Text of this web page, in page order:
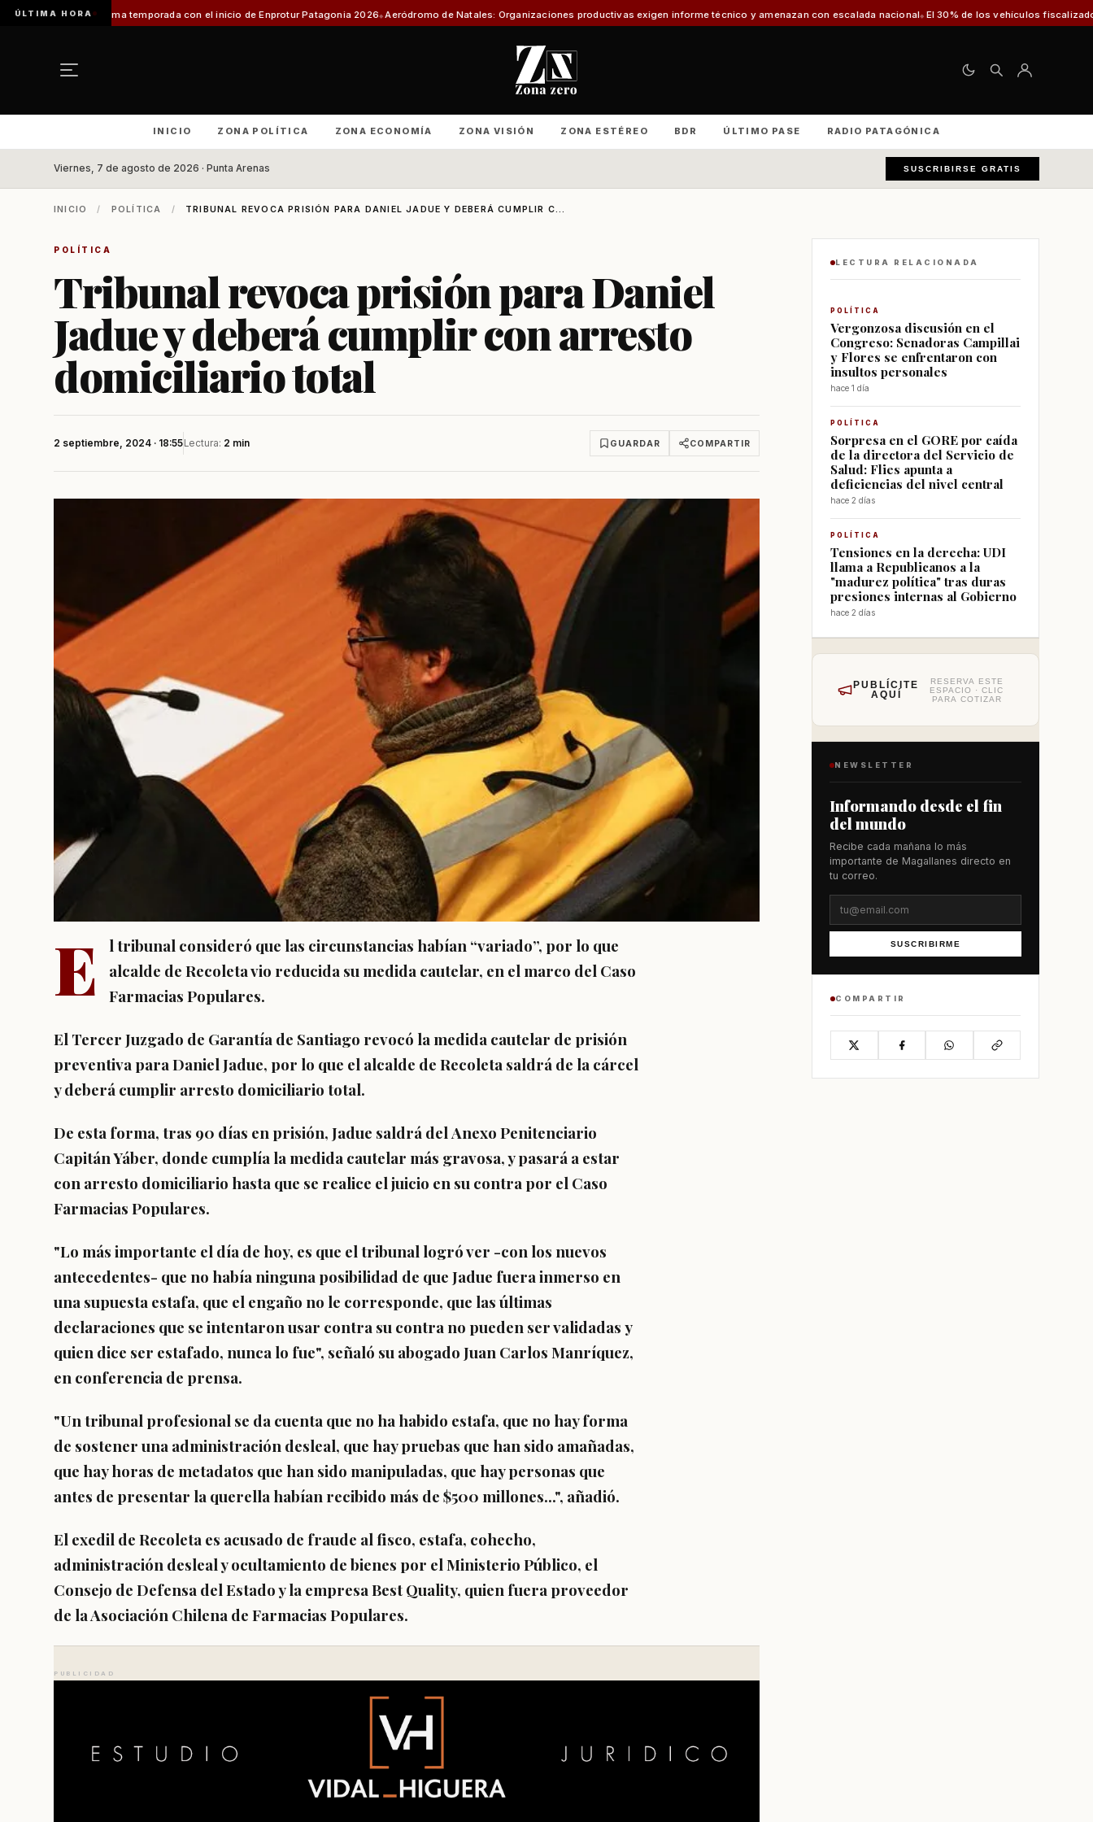
ÚLTIMA HORA
temporada con el inicio de Enprotur Patagonia 2026 Aeródromo de Natales: Organizaciones productivas exigen informe técnico y amenazan con escalada nacional El 30% de los vehículos fiscalizados en Punta
INICIO ZONA POLÍTICA ZONA ECONOMÍA ZONA VISIÓN ZONA ESTÉREO BDR ÚLTIMO PASE RADIO PATAGÓNICA
Viernes, 7 de agosto de 2026 · Punta Arenas SUSCRIBIRSE GRATIS
INICIO / POLÍTICA / TRIBUNAL REVOCA PRISIÓN PARA DANIEL JADUE Y DEBERÁ CUMPLIR C...
POLÍTICA
Tribunal revoca prisión para Daniel
Jadue y deberá cumplir con arresto
domiciliario total
2 septiembre, 2024 · 18:55Lectura: 2 min GUARDAR COMPARTIR
E
l tribunal consideró que las circunstancias habían “variado”, por lo que
alcalde de Recoleta vio reducida su medida cautelar, en el marco del Caso
Farmacias Populares.
El Tercer Juzgado de Garantía de Santiago revocó la medida cautelar de prisión
preventiva para Daniel Jadue, por lo que el alcalde de Recoleta saldrá de la cárcel
y deberá cumplir arresto domiciliario total.
De esta forma, tras 90 días en prisión, Jadue saldrá del Anexo Penitenciario
Capitán Yáber, donde cumplía la medida cautelar más gravosa, y pasará a estar
con arresto domiciliario hasta que se realice el juicio en su contra por el Caso
Farmacias Populares.
"Lo más importante el día de hoy, es que el tribunal logró ver -con los nuevos
antecedentes- que no había ninguna posibilidad de que Jadue fuera inmerso en
una supuesta estafa, que el engaño no le corresponde, que las últimas
declaraciones que se intentaron usar contra su contra no pueden ser validadas y
quien dice ser estafado, nunca lo fue", señaló su abogado Juan Carlos Manríquez,
en conferencia de prensa.
"Un tribunal profesional se da cuenta que no ha habido estafa, que no hay forma
de sostener una administración desleal, que hay pruebas que han sido amañadas,
que hay horas de metadatos que han sido manipuladas, que hay personas que
antes de presentar la querella habían recibido más de $500 millones...", añadió.
El exedil de Recoleta es acusado de fraude al fisco, estafa, cohecho,
administración desleal y ocultamiento de bienes por el Ministerio Público, el
Consejo de Defensa del Estado y la empresa Best Quality, quien fuera proveedor
de la Asociación Chilena de Farmacias Populares.
PUBLICIDAD
LECTURA RELACIONADA
POLÍTICA
Vergonzosa discusión en el
Congreso: Senadoras Campillai
y Flores se enfrentaron con
insultos personales
hace 1 día
POLÍTICA
Sorpresa en el GORE por caída
de la directora del Servicio de
Salud: Flies apunta a
deficiencias del nivel central
hace 2 días
POLÍTICA
Tensiones en la derecha: UDI
llama a Republicanos a la
"madurez política" tras duras
presiones internas al Gobierno
hace 2 días
PUBLÍCITE
AQUÍ
RESERVA ESTE
ESPACIO · CLIC
PARA COTIZAR
NEWSLETTER
Informando desde el fin
del mundo
Recibe cada mañana lo más
importante de Magallanes directo en
tu correo.
SUSCRIBIRME
COMPARTIR